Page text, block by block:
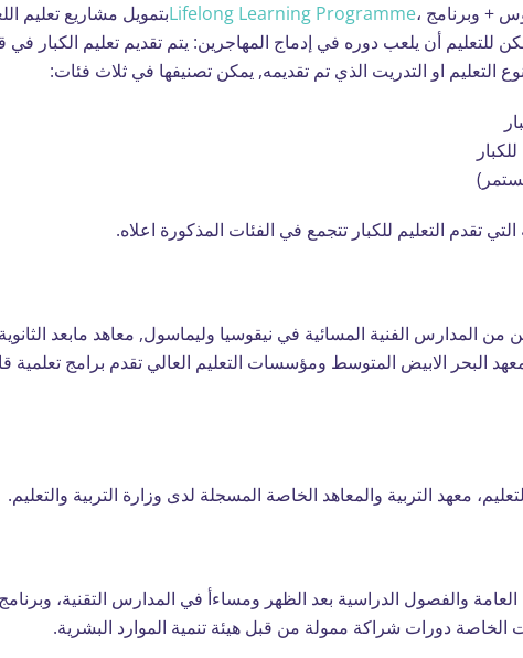
+ وبرنامج ،Lifelong Learning Programmeبتمويل مشاريع تعليم
للتعليم أن يلعب دوره في إدماج المهاجرين: يتم تقديم تعليم الكبار
التعليم او التدريت الذي تم تقديمه, يمكن تصنيفها في ثلاث فئات:
تقدم التعليم للكبار تتجمع في الفئات المذكورة اعلاه.
من المدارس الفنية المسائية في نيقوسيا وليماسول, معاهد مابعد
البحر الابيض المتوسط ومؤسسات التعليم العالي تقدم برامج تعلمية
العامة والفصول الدراسية بعد الظهر ومساءأ في المدارس التقنية،
الخاصة دورات شراكة ممولة من قبل هيئة تنمية الموارد البشرية.